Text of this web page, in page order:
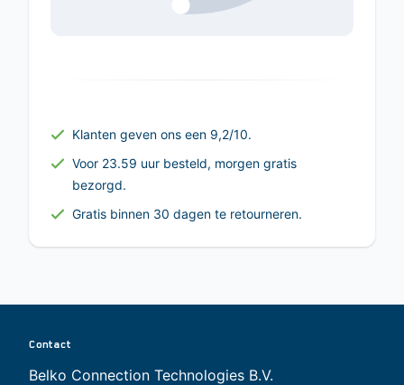
Klanten geven ons een 9,2/10.
Voor 23.59 uur besteld, morgen gratis
bezorgd.
Gratis binnen 30 dagen te retourneren.
Contact
Belko Connection Technologies B.V.